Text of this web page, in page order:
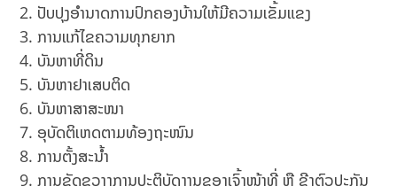
ປັບປຸງອຳນາດການປົກຄອງບ້ານໃຫ້ມີຄວາມເຂັ້ມແຂງ
ການແກ້ໄຂຄວາມທຸກຍາກ
ບັນຫາທີ່ດິນ
ບັນຫາຢາເສບຕິດ
ບັນຫາສາສະໜາ
ອຸບັດຕິເຫດຕາມທ້ອງຖະໜົນ
ການຕັ້ງສະນ້ຳ
ການຂັດຂວາງການປະຕິບັດງານຂອງເຈົ້າໜ້າທີ່ ຫຼື ຊີງຕົວປະກັນ